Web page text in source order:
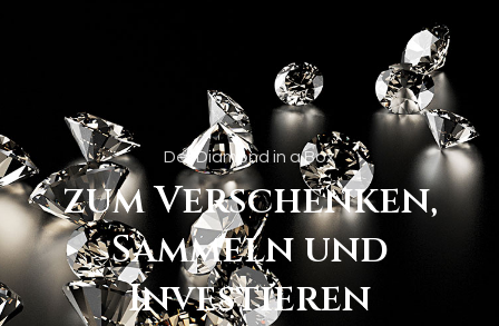
Der Diamond in a Box
zum Verschenken,
Sammeln und
Investieren